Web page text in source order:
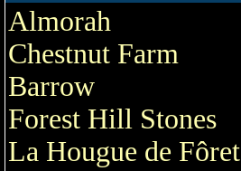
Almorah
Chestnut Farm
Barrow
Forest Hill Stones
La Hougue de Fôret